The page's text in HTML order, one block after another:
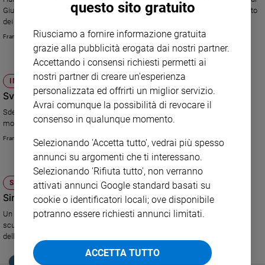
Sanremo
streaming
Libri
Musica
Arte
educazione
Genitori
Nonni
Coppia
Giustizia israeliana ha autorizzato anche nel 2014 l'allontanamento forzato
dei cittadini palestinesi dalle loro case nei Territori Occupati
Francesco Rosati
IMMIGRAZIONE
Svizzera: apartheid per i richiedenti asilo?
Sdegno e indignazione per le nuove misure che limitano la libertà di
movimento dei richiedenti asilo nel centro di accoglienza di Bremgarten
Francesco Rosati
SOCIETÀ E VALORI
Siria, la scuola sotto attacco
Un rapporto di Human Rights Watch denuncia la trasformazione delle
scuole da luoghi di apprendimento a obiettivi militari, sia da parte
dell'esercito regolare sia degli insorti
EDICOLA SAN PAOLO
questo sito gratuito
Riusciamo a fornire informazione gratuita
grazie alla pubblicità erogata dai nostri partner.
Accettando i consensi richiesti permetti ai
nostri partner di creare un'esperienza
personalizzata ed offrirti un miglior servizio.
Avrai comunque la possibilità di revocare il
consenso in qualunque momento.
Selezionando 'Accetta tutto', vedrai più spesso
annunci su argomenti che ti interessano.
Selezionando 'Rifiuta tutto', non verranno
attivati annunci Google standard basati su
cookie o identificatori locali; ove disponibile
potranno essere richiesti annunci limitati.
ACCETTA TUTTO